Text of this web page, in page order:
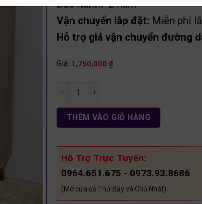
Bảo hành:2 năm
Vận chuyển lắp đặt: Miễn phí
Hỗ trợ giá vận chuyển đường
Giá: 1,750,000 ₫
Tủ giày cánh mây 1m00 gỗ MDF TG57 số
THÊM VÀO GIỎ HÀNG
Hỗ Trợ Trực Tuyến:
0964.651.675 - 0973.93.8686
(Mở cửa cả Thứ Bảy và Chủ Nhật)